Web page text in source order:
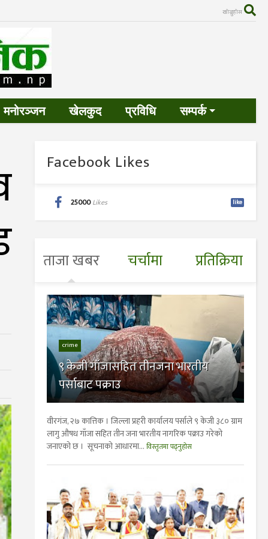
खोज्नुहोस
मनोरञ्जन खेलकुद प्रविधि सम्पर्क
Facebook Likes
25000 Likes like
ताजा खबर चर्चामा प्रतिक्रिया
crime
९ केजी गाँजासहित तीनजना भारतीय
पर्साबाट पक्राउ
वीरगंज, २७ कात्तिक । जिल्ला प्रहरी कार्यालय पर्साले ९ केजी ३८० ग्राम
लागु औषध गाँजा सहित तीन जना भारतीय नागरिक पक्राउ गरेको
जनाएको छ । सूचनाको आधारमा... विस्तृतमा पढ्नुहोस